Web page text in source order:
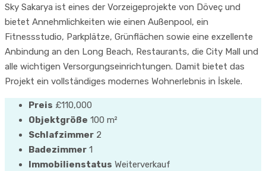
Sky Sakarya ist eines der Vorzeigeprojekte von Döveç und
bietet Annehmlichkeiten wie einen Außenpool, ein
Fitnessstudio, Parkplätze, Grünflächen sowie eine exzellente
Anbindung an den Long Beach, Restaurants, die City Mall und
alle wichtigen Versorgungseinrichtungen. Damit bietet das
Projekt ein vollständiges modernes Wohnerlebnis in İskele.
Preis £110,000
Objektgröße 100 m²
Schlafzimmer 2
Badezimmer 1
Immobilienstatus Weiterverkauf